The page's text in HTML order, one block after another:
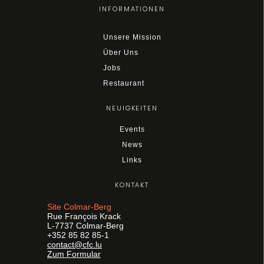
INFORMATIONEN
Unsere Mission
Über Uns
Jobs
Restaurant
NEUIGKEITEN
Events
News
Links
KONTAKT
Site Colmar-Berg
Rue François Krack
L-7737 Colmar-Berg
+352 85 82 85-1
contact@cfc.lu
Zum Formular